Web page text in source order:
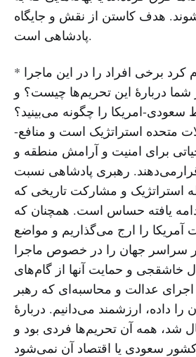
هدف کاستن از نقش و جایگاه
پادشاهی است.
* ایالات متحده اعلام کرد برخی افراد را در این ماجرا
دربارهٔ این تحریم‌ها چیست؟ و
سعودی-امریکا را چگونه می‌بینید؟
-روابط ما با ایالات متحده استراتژیک است و منافع
برای امنیت و آرامش منطقه و
رهبری پادشاهی نسبت
استراتژیک و مشارکت تاریخی که
یافته حساس است. همچنان که
آمریکا را ارج می‌گذاریم و مواضع
جهان را در خصوص ماجرا
خاشقجی و حمایت آنها از گام‌های
عدالت و محاسبه‌ای که رهبر
را داده، ارزشمند می‌دانیم. دربارهٔ
شد، همه آن تحریم‌ها فردی بود و